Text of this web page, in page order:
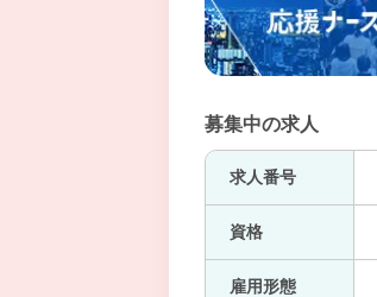
募集中の求人
求人番号
資格
雇用形態